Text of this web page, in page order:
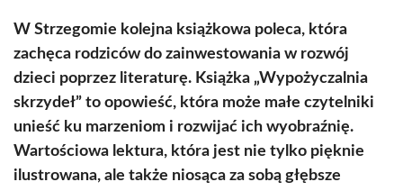
W Strzegomie kolejna książkowa poleca, która
zachęca rodziców do zainwestowania w rozwój
dzieci poprzez literaturę. Książka „Wypożyczalnia
skrzydeł” to opowieść, która może małe czytelniki
unieść ku marzeniom i rozwijać ich wyobraźnię.
Wartościowa lektura, która jest nie tylko pięknie
ilustrowana, ale także niosąca za sobą głębsze